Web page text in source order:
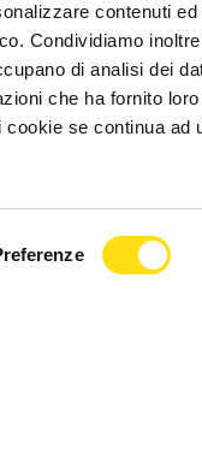
contenuti
Condividiamo
di analisi dei
che ha fornito
se continua ad
Premio de
premio
giovane [...]